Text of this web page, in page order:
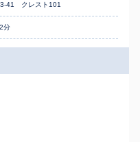
3-41 クレスト101
分